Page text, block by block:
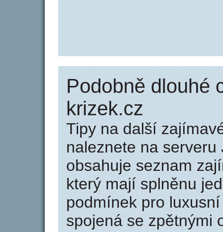
Podobně dlouhé
krizek.cz
Tipy na další
naleznete na serveru
obsahuje seznam
který mají splněnu
podmínek pro
spojená se zpětnými